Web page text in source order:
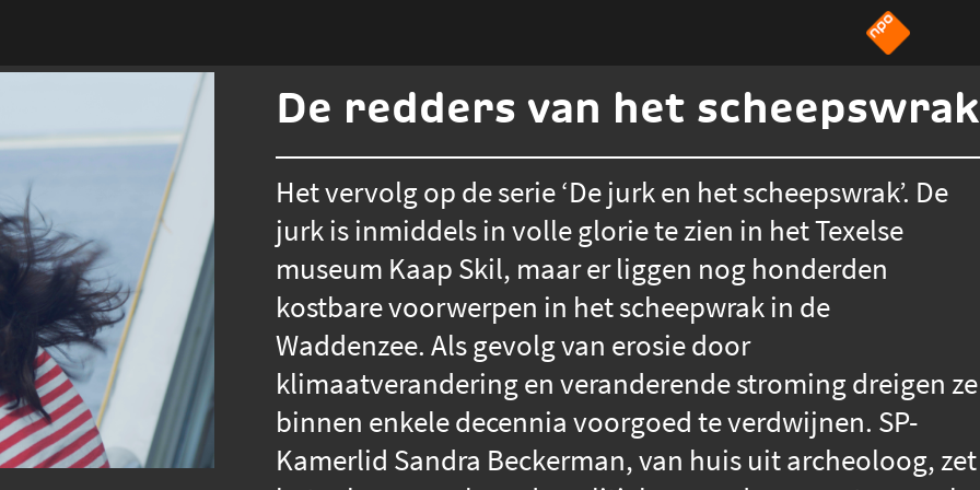
De redders van het scheepswrak
Het vervolg op de serie ‘De jurk en het scheepswrak’. De
jurk is inmiddels in volle glorie te zien in het Texelse
museum Kaap Skil, maar er liggen nog honderden
kostbare voorwerpen in het scheepwrak in de
Waddenzee. Als gevolg van erosie door
klimaatverandering en veranderende stroming dreigen ze
binnen enkele decennia voorgoed te verdwijnen. SP-
Kamerlid Sandra Beckerman, van huis uit archeoloog, zet